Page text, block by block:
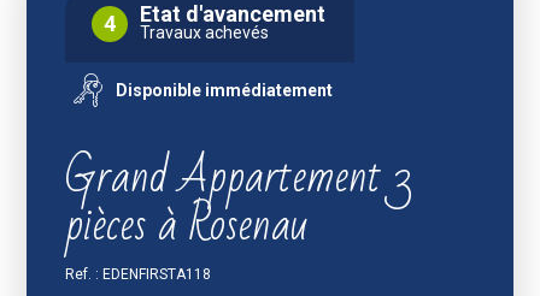
4 Etat d'avancement
Travaux achevés
Disponible immédiatement
Grand Appartement 3
pièces à Rosenau
Ref. : EDENFIRSTA118